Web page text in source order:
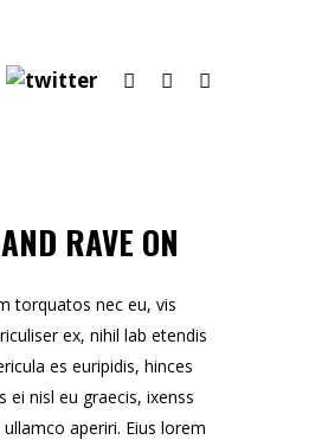
RAVE ON
torquatos nec eu, vis
ex, nihil lab etendis
es euripidis, hinces
ei nisl eu graecis, ixenss
aperiri. Eius lorem